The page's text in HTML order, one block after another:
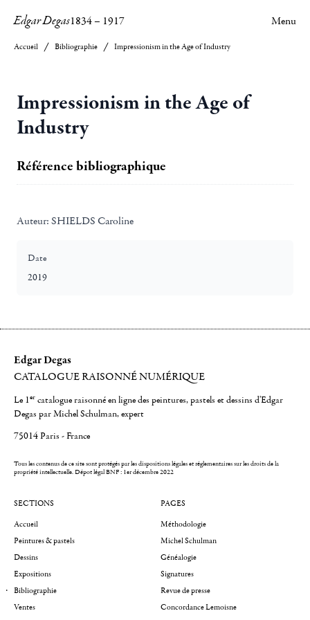
Edgar Degas1834– 1917 Menu
Accueil Bibliographie Impressionism in the Age of Industry
Impressionism in the Age of
Industry
Référence bibliographique
Auteur: SHIELDS Caroline
Date
2019
Edgar Degas
CATALOGUE RAISONNÉ NUMÉRIQUE
Le 1er catalogue raisonné en ligne des peintures, pastels et dessins d'Edgar
Degas par Michel Schulman, expert
75014 Paris - France
Tous les contenus de ce site sont protégés par les dispositions légales et réglementaires sur les droits de la
propriété intellectuelle.Dépot légal BNF : 1er décembre 2022
SECTIONS
Accueil
Peintures & pastels
Dessins
Expositions
Bibliographie
Ventes
PAGES
Méthodologie
Michel Schulman
Généalogie
Signatures
Revue de presse
Concordance Lemoisne